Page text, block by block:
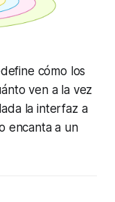
cómo los
ven a la vez
la interfaz a
encanta a un